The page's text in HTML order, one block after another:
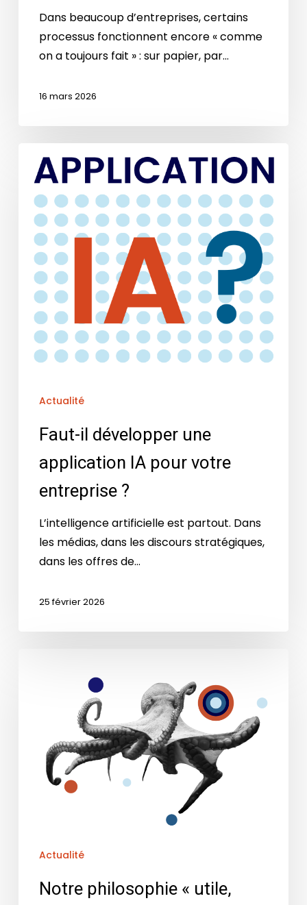
Dans beaucoup d’entreprises, certains
processus fonctionnent encore « comme
on a toujours fait » : sur papier, par…
16 mars 2026
Actualité
Faut-il développer une
application IA pour votre
entreprise ?
L’intelligence artificielle est partout. Dans
les médias, dans les discours stratégiques,
dans les offres de…
25 février 2026
Actualité
Notre philosophie « utile,